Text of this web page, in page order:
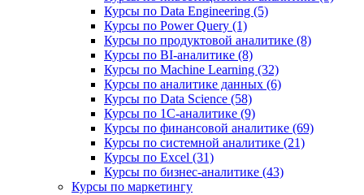
Курсы по Data Engineering (5)
Курсы по Power Query (1)
Курсы по продуктовой аналитике (8)
Курсы по BI‑аналитике (8)
Курсы по Machine Learning (32)
Курсы по аналитике данных (6)
Курсы по Data Science (58)
Курсы по 1С‑аналитике (9)
Курсы по финансовой аналитике (69)
Курсы по системной аналитике (21)
Курсы по Excel (31)
Курсы по бизнес‑аналитике (43)
Курсы по маркетингу